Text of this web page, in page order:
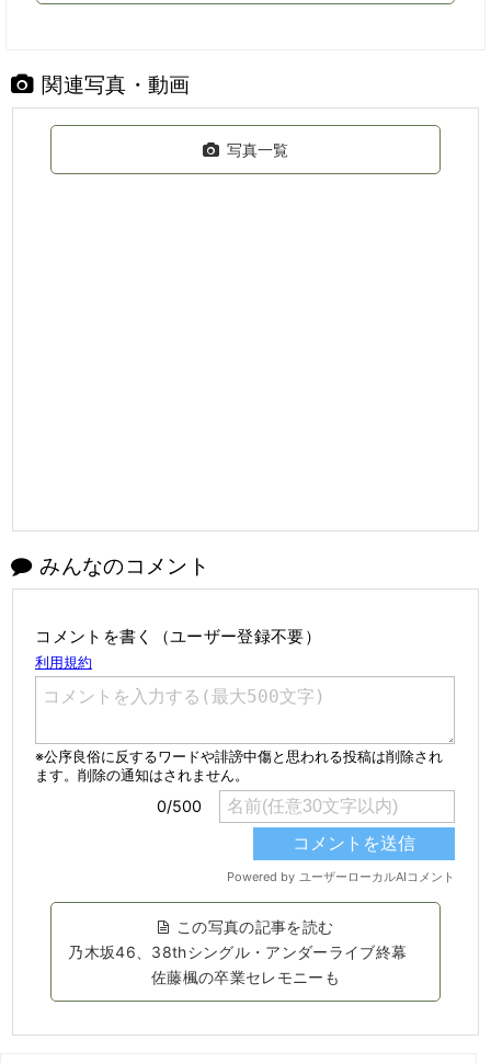
関連写真・動画
写真一覧
みんなのコメント
コメントを書く（ユーザー登録不要）
この写真の記事を読む
乃木坂46、38thシングル・アンダーライブ終幕
佐藤楓の卒業セレモニーも